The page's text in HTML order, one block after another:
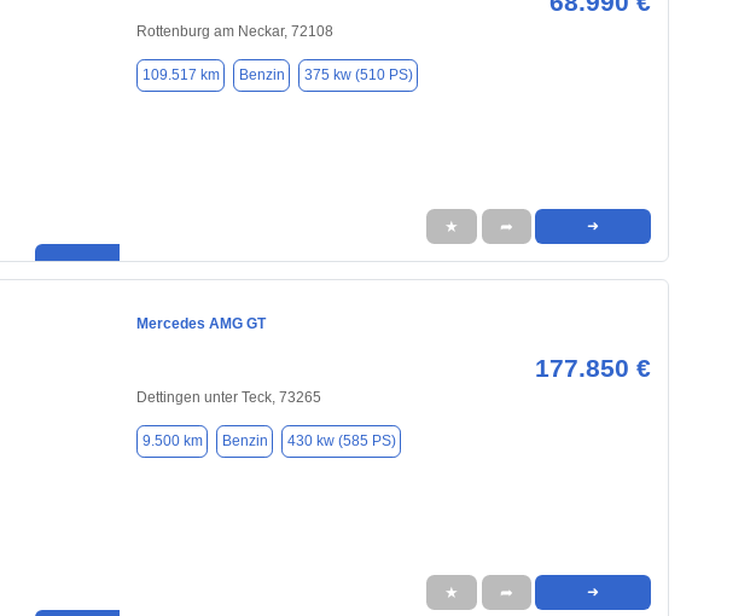
Rottenburg am Neckar, 72108
109.517 km Benzin 375 kw (510 PS)
★ ➦ ➜
Mercedes AMG GT
177.850 €
Dettingen unter Teck, 73265
9.500 km Benzin 430 kw (585 PS)
★ ➦ ➜